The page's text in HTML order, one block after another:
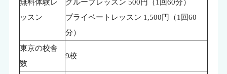
無料体験レ
ッスン
グループレッスン 500円（1回60分）
プライベートレッスン 1,500円（1回60
分）
東京の校舎
数
9校